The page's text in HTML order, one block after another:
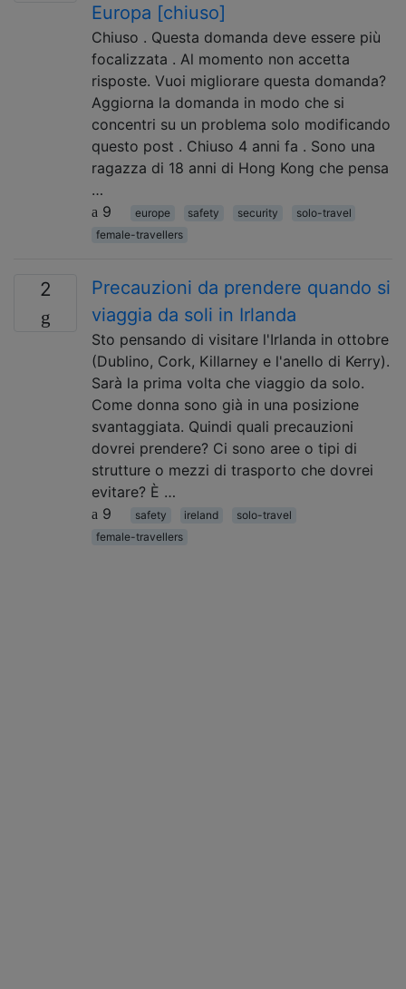
Europa [chiuso]
Chiuso . Questa domanda deve essere più
focalizzata . Al momento non accetta
risposte. Vuoi migliorare questa domanda?
Aggiorna la domanda in modo che si
concentri su un problema solo modificando
questo post . Chiuso 4 anni fa . Sono una
ragazza di 18 anni di Hong Kong che pensa
…
9
europe safety security
solo-travel
female-travellers
2
Precauzioni da prendere quando si
viaggia da soli in Irlanda
Sto pensando di visitare l'Irlanda in ottobre
(Dublino, Cork, Killarney e l'anello di Kerry).
Sarà la prima volta che viaggio da solo.
Come donna sono già in una posizione
svantaggiata. Quindi quali precauzioni
dovrei prendere? Ci sono aree o tipi di
strutture o mezzi di trasporto che dovrei
evitare? È …
9
safety ireland
solo-travel
female-travellers